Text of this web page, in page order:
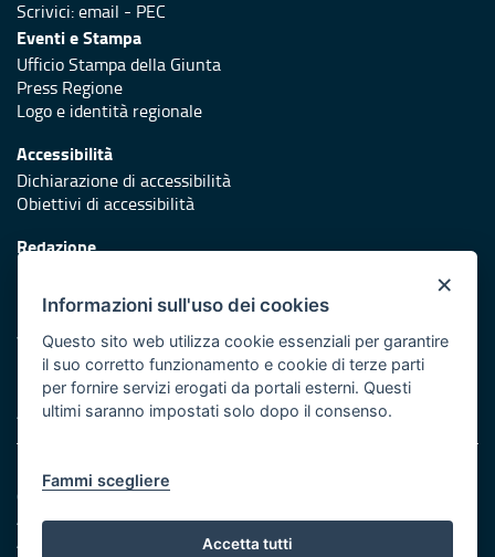
Scrivici:email - PEC
Eventi e Stampa
Ufficio Stampa della Giunta
Press Regione
Logo e identità regionale
Accessibilità
Dichiarazione di accessibilità
Obiettivi di accessibilità
Redazione
Protezione civile
Vai al sito di Protezione Civile Puglia
Iniziativa finanziata con risorse del POR Puglia 2014/2020 -
Asse XI
Note legali
Cookie e privacy
Amministrazione trasparente
Atti di notifica
×
Informazioni sull'uso dei cookies
Questo sito web utilizza cookie essenziali per garantire
il suo corretto funzionamento e cookie di terze parti
per fornire servizi erogati da portali esterni. Questi
ultimi saranno impostati solo dopo il consenso.
Fammi scegliere
Accetta tutti